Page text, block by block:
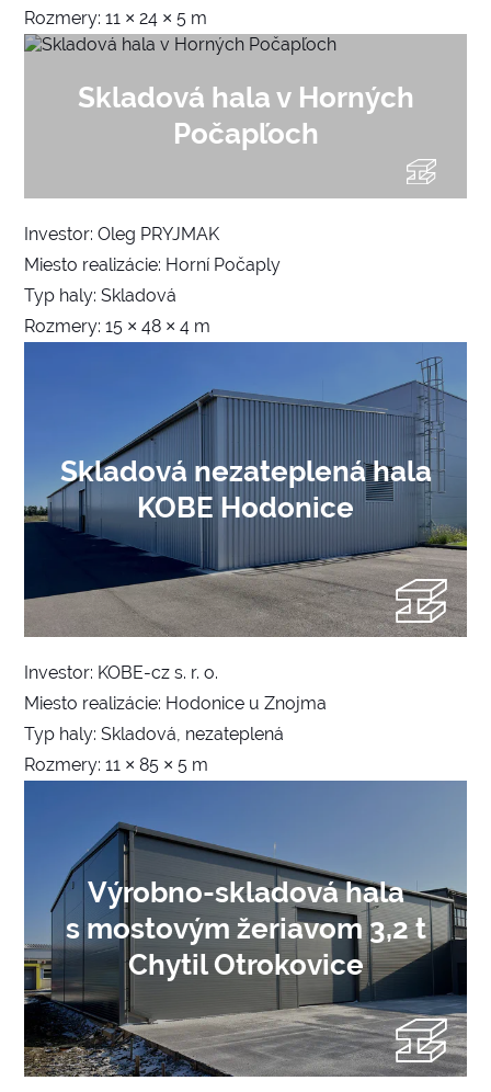
Rozmery: 11 × 24 × 5 m
Skladová hala v Horných
Počapľoch
Investor: Oleg PRYJMAK
Miesto realizácie: Horní Počaply
Typ haly: Skladová
Rozmery: 15 × 48 × 4 m
Skladová nezateplená hala
KOBE Hodonice
Investor: KOBE-cz s. r. o.
Miesto realizácie: Hodonice u Znojma
Typ haly: Skladová, nezateplená
Rozmery: 11 × 85 × 5 m
Výrobno-skladová hala
s mostovým žeriavom 3,2 t
Chytil Otrokovice